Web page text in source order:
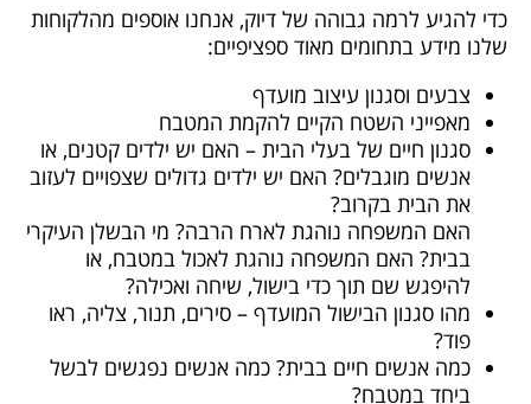
כדי להגיע לרמה גבוהה של דיוק, אנחנו אוספים מהלקוחות
שלנו מידע בתחומים מאוד ספציפיים:
צבעים וסגנון עיצוב מועדף
מאפייני השטח הקיים להקמת המטבח
סגנון חיים של בעלי הבית – האם יש ילדים קטנים, או
אנשים מוגבלים? האם יש ילדים גדולים שצפויים לעזוב
את הבית בקרוב?
האם המשפחה נוהגת לארח הרבה? מי הבשלן העיקרי
בבית? האם המשפחה נוהגת לאכול במטבח, או
להיפגש שם תוך כדי בישול, שיחה ואכילה?
מהו סגנון הבישול המועדף – סירים, תנור, צליה, ראו
פוד?
כמה אנשים חיים בבית? כמה אנשים נפגשים לבשל
ביחד במטבח?